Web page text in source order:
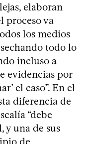
elaboran
proceso va
los medios
todo lo
incluso a
evidencias por
el caso”. En el
diferencia de
“debe
y una de sus
de